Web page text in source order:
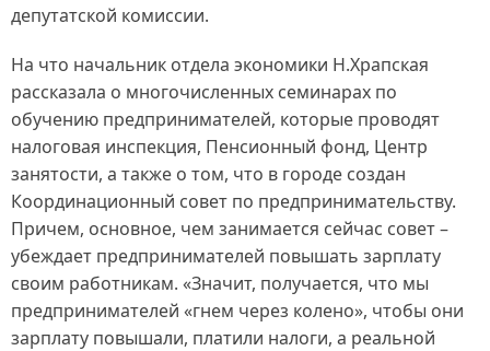
депутатской комиссии.
На что начальник отдела экономики Н.Храпская
рассказала о многочисленных семинарах по
обучению предпринимателей, которые проводят
налоговая инспекция, Пенсионный фонд, Центр
занятости, а также о том, что в городе создан
Координационный совет по предпринимательству.
Причем, основное, чем занимается сейчас совет –
убеждает предпринимателей повышать зарплату
своим работникам. «Значит, получается, что мы
предпринимателей «гнем через колено», чтобы они
зарплату повышали, платили налоги, а реальной